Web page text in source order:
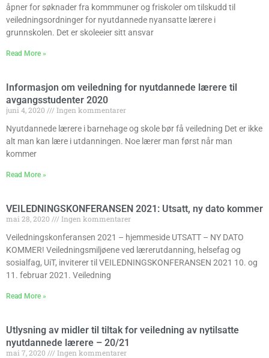
åpner for søknader fra kommmuner og friskoler om tilskudd til
veiledningsordninger for nyutdannede nyansatte lærere i
grunnskolen. Det er skoleeier sitt ansvar
Read More »
Informasjon om veiledning for nyutdannede lærere til
avgangsstudenter 2020
juni 4, 2020
Ingen kommentarer
Nyutdannede lærere i barnehage og skole bør få veiledning Det er ikke
alt man kan lære i utdanningen. Noe lærer man først når man
kommer
Read More »
VEILEDNINGSKONFERANSEN 2021: Utsatt, ny dato kommer
mai 28, 2020
Ingen kommentarer
Veiledningskonferansen 2021 – hjemmeside UTSATT – NY DATO
KOMMER! Veiledningsmiljøene ved lærerutdanning, helsefag og
sosialfag, UiT, inviterer til VEILEDNINGSKONFERANSEN 2021 10. og
11. februar 2021. Veiledning
Read More »
Utlysning av midler til tiltak for veiledning av nytilsatte
nyutdannede lærere – 20/21
mai 7, 2020
Ingen kommentarer